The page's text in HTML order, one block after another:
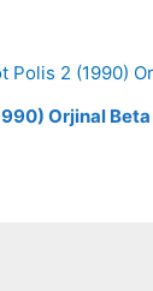
Orjinal